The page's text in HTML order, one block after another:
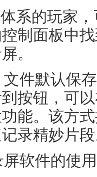
系的玩家
制面板中
。
件默认保
按钮，可
能。该方
录精妙片
屏软件的使